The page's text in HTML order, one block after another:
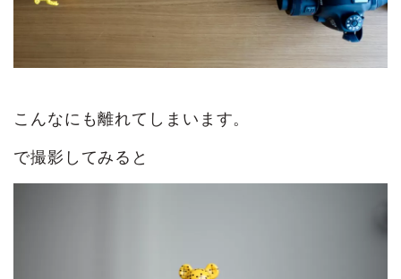
こんなにも離れてしまいます。
で撮影してみると